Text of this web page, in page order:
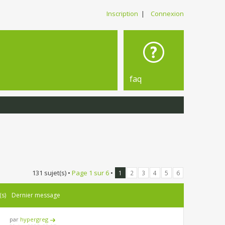
Inscription | Connexion
faq
131 sujet(s) • Page 1 sur 6 • 1 2 3 4 5 6
Dernier message
par hypergreg